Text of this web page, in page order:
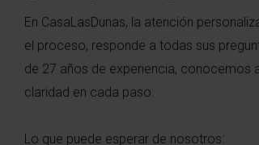
En CasaLasDunas, la atención
el proceso, responde a todas sus
de 27 años de experiencia, conocemos
claridad en cada paso.
Lo que puede esperar de nosotros: